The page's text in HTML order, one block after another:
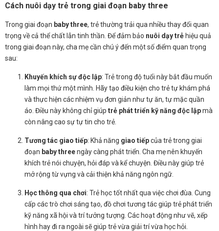
Cách nuôi dạy trẻ trong giai đoạn baby three
Trong giai đoạn baby three, trẻ thường trải qua nhiều thay đổi quan
trọng về cả thể chất lẫn tinh thần. Để đảm bảo nuôi dạy trẻ hiệu quả
trong giai đoạn này, cha mẹ cần chú ý đến một số điểm quan trọng
sau:
Khuyến khích sự độc lập: Trẻ trong độ tuổi này bắt đầu muốn
làm mọi thứ một mình. Hãy tạo điều kiện cho trẻ tự khám phá
và thực hiện các nhiệm vụ đơn giản như tự ăn, tự mặc quần
áo. Điều này không chỉ giúp trẻ phát triển kỹ năng độc lậpmà
còn nâng cao sự tự tin cho trẻ.
Tương tác giao tiếp: Khả năng giao tiếpcủa trẻ trong giai
đoạn baby threengày càng phát triển. Cha mẹ nên khuyến
khích trẻ nói chuyện, hỏi đáp và kể chuyện. Điều này giúp trẻ
mở rộng từ vựng và cải thiện khả năng ngôn ngữ.
Học thông qua chơi: Trẻ học tốt nhất qua việc chơi đùa. Cung
cấp các trò chơi sáng tạo, đồ chơi tương tác giúp trẻ phát triển
kỹ năng xã hội và trí tưởng tượng. Các hoạt động như vẽ, xếp
hình hay đi ra ngoài sẽ giúp trẻ vừa giải trí vừa học hỏi.